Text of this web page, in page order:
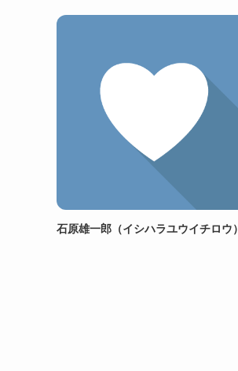
石原雄一郎（イシハラユウイチロウ）